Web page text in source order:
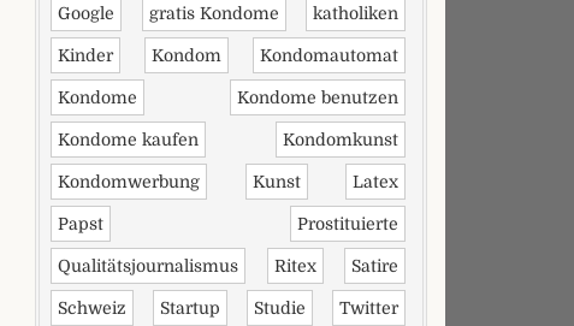
Google gratis Kondome katholiken
Kinder Kondom Kondomautomat
Kondome Kondome benutzen
Kondome kaufen Kondomkunst
Kondomwerbung Kunst Latex
Papst Prostituierte
Qualitätsjournalismus Ritex Satire
Schweiz Startup Studie Twitter